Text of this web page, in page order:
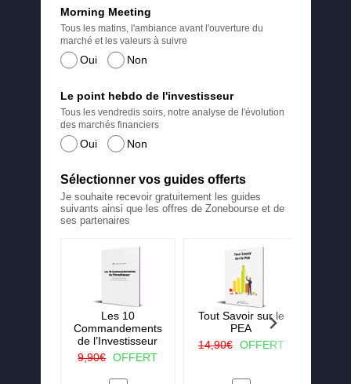
Oui Non
Morning Meeting
Tous les matins, l'ambiance avant l'ouverture du
marché et les valeurs à suivre
Oui Non
Le point hebdo de l'investisseur
Tous les vendredis soirs, notre analyse de l'évolution
des marchés financiers
Sélectionner vos guides offerts
Je souhaite recevoir gratuitement les guides
suivants ainsi que les offres de Zonebourse et de
ses partenaires
Les 10
Commandements
de l’Investisseur
9,90€ OFFERT
Tout Savoir sur le
PEA
14,90€ OFFERT